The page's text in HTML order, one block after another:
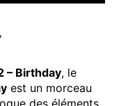
– Birthday, le
est un morceau
des éléments